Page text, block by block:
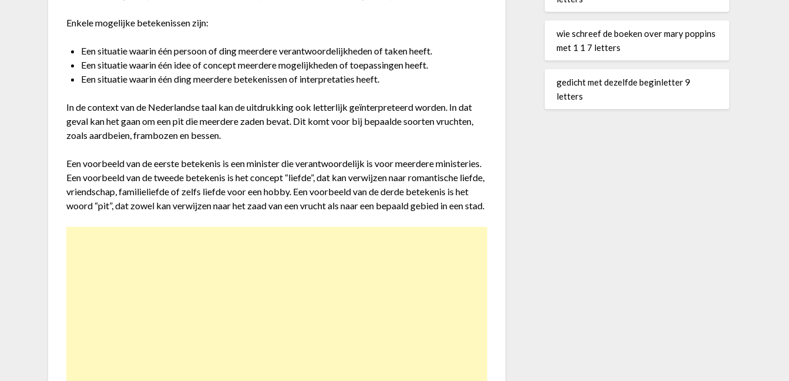
Enkele mogelijke betekenissen zijn:
Een situatie waarin één persoon of ding meerdere verantwoordelijkheden of taken heeft.
Een situatie waarin één idee of concept meerdere mogelijkheden of toepassingen heeft.
Een situatie waarin één ding meerdere betekenissen of interpretaties heeft.
In de context van de Nederlandse taal kan de uitdrukking ook letterlijk geïnterpreteerd worden. In dat
geval kan het gaan om een pit die meerdere zaden bevat. Dit komt voor bij bepaalde soorten vruchten,
zoals aardbeien, frambozen en bessen.
Een voorbeeld van de eerste betekenis is een minister die verantwoordelijk is voor meerdere ministeries.
Een voorbeeld van de tweede betekenis is het concept “liefde”, dat kan verwijzen naar romantische liefde,
vriendschap, familieliefde of zelfs liefde voor een hobby. Een voorbeeld van de derde betekenis is het
woord “pit”, dat zowel kan verwijzen naar het zaad van een vrucht als naar een bepaald gebied in een stad.
wie schreef de boeken over mary poppins
met 1 1 7 letters
gedicht met dezelfde beginletter 9
letters